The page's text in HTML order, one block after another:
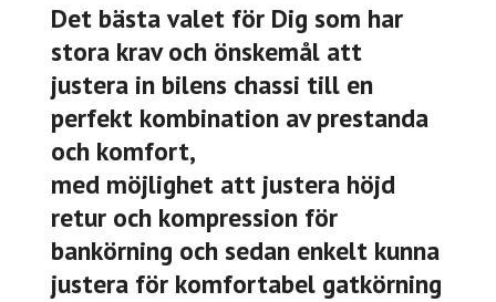
Det bästa valet för Dig som har
stora krav och önskemål att
justera in bilens chassi till en
perfekt kombination av prestanda
och komfort,
med möjlighet att justera höjd
retur och kompression för
bankörning och sedan enkelt kunna
justera för komfortabel gatkörning